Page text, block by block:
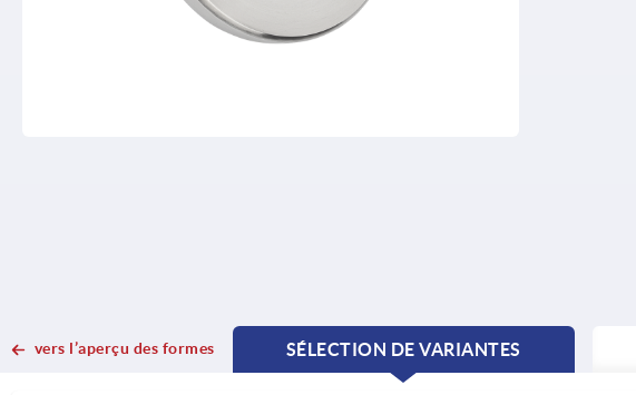
vers l’aperçu des formes
SÉLECTION DE VARIANTES
CURRENT
CURRENT